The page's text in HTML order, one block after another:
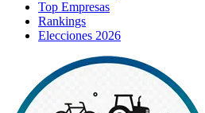
Top Empresas
Rankings
Elecciones 2026